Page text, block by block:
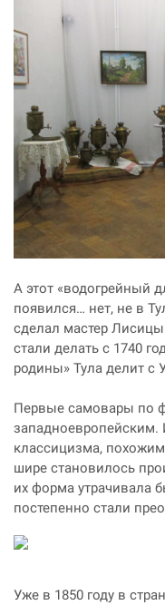
А этот «водогрейный
появился… нет, не в
сделал мастер
стали делать с 1740
родины» Тула делит с
Первые самовары по
западноевропейским.
классицизма,
шире становилось
их форма утрачивала
постепенно стали
Уже в 1850 году в